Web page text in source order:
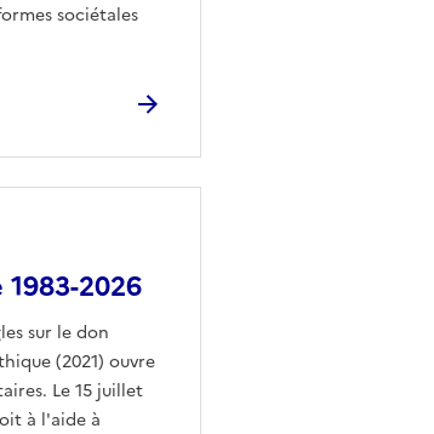
sociétales
2026
sur le don
(2021) ouvre
Le 15 juillet
à l'aide à